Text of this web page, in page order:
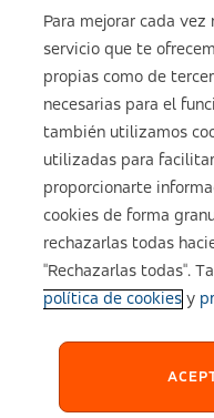
Sobre ASISA
Política de cookies
Configuración de
Política de
Para mejorar cada
servicio que te
propias como de
necesarias para el
también utilizamos
utilizadas para
proporcionarte
cookies de forma
rechazarlas todas
"Rechazarlas todas".
política de cookiesy